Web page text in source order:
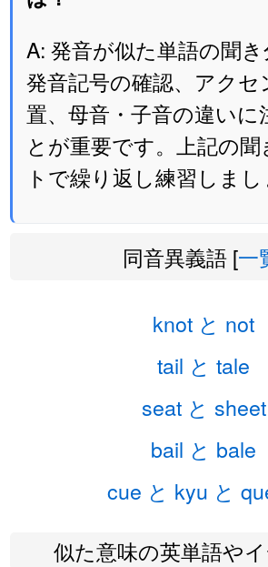
A: 発音が似た単語の聞き
発音記号の確認、アクセ
置、母音・子音の違いに
とが重要です。上記の
トで繰り返し練習しまし
同音異義語 [一
knot と not
tail と tale
seat と sheet
bail と bale
cue と kyu と
似た意味の英単語や